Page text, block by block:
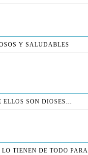
Y SALUDABLES
ELLOS SON DIOSES…
LO TIENEN DE TODO PARA